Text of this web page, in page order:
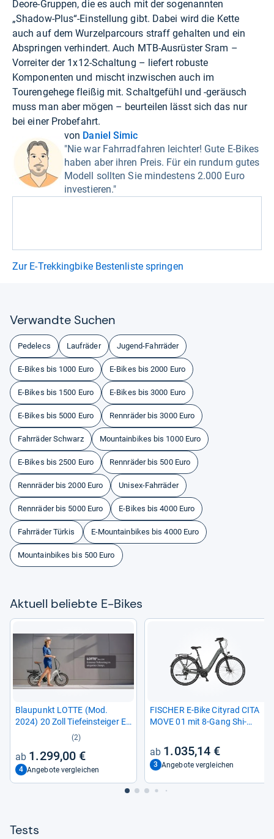
Deore-Gruppen, die es auch mit der sogenannten
„Shadow-Plus“-Einstellung gibt. Dabei wird die Kette
auch auf dem Wurzelparcours straff gehalten und ein
Abspringen verhindert. Auch MTB-Ausrüster Sram –
Vorreiter der 1x12-Schaltung – liefert robuste
Komponenten und mischt inzwischen auch im
Tourengehege fleißig mit. Schaltgefühl und -geräusch
muss man aber mögen – beurteilen lässt sich das nur
bei einer Probefahrt.
von Daniel Simic
"Nie war Fahrradfahren leichter! Gute E-Bikes
haben aber ihren Preis. Für ein rundum gutes
Modell sollten Sie mindestens 2.000 Euro
investieren."
Zur E-Trekkingbike Bestenliste springen
Ver­wandte Suchen
Pedelecs Laufräder Jugend-Fahrräder
E-Bikes bis 1000 Euro E-Bikes bis 2000 Euro
E-Bikes bis 1500 Euro E-Bikes bis 3000 Euro
E-Bikes bis 5000 Euro Rennräder bis 3000 Euro
Fahrräder Schwarz Mountainbikes bis 1000 Euro
E-Bikes bis 2500 Euro Rennräder bis 500 Euro
Rennräder bis 2000 Euro Unisex-Fahrräder
Rennräder bis 5000 Euro E-Bikes bis 4000 Euro
Fahrräder Türkis E-Mountainbikes bis 4000 Euro
Mountainbikes bis 500 Euro
Aktu­ell beliebte E-​Bikes
Blau­punkt LOTTE (Mod.
2024) 20 Zoll Tiefein­stei­ger E-​
(2)
1.299,00 €
4 Angebote vergleichen
FISCHER E-​Bike City­rad CITA
MOVE 01 mit 8-​Gang Shi­
1.035,14 €
3 Angebote vergleichen
Tests